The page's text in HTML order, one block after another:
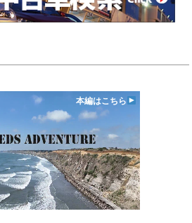
本編はこちら